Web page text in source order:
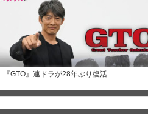
『GTO』連ドラが28年ぶり復活